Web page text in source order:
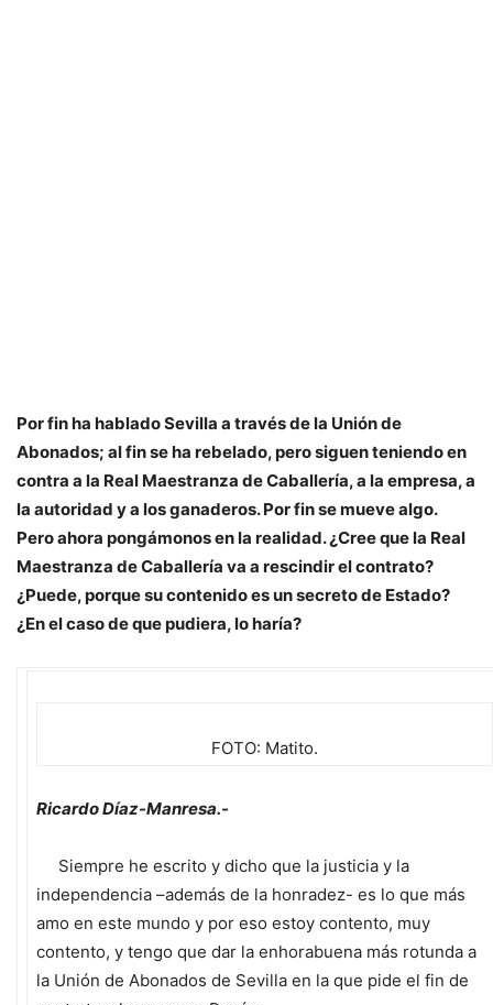
Por fin ha hablado Sevilla a través de la Unión de
Abonados; al fin se ha rebelado, pero siguen teniendo en
contra a la Real Maestranza de Caballería, a la empresa, a
la autoridad y a los ganaderos. Por fin se mueve algo.
Pero ahora pongámonos en la realidad. ¿Cree que la Real
Maestranza de Caballería va a rescindir el contrato?
¿Puede, porque su contenido es un secreto de Estado?
¿En el caso de que pudiera, lo haría?
FOTO: Matito.
Ricardo Díaz-Manresa.-
Siempre he escrito y dicho que la justicia y la
independencia –además de la honradez- es lo que más
amo en este mundo y por eso estoy contento, muy
contento, y tengo que dar la enhorabuena más rotunda a
la Unión de Abonados de Sevilla en la que pide el fin de